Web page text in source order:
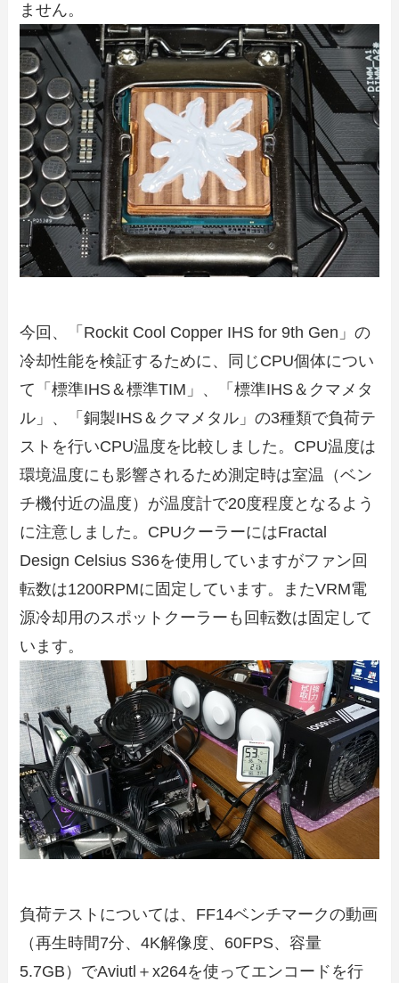
ません。
今回、「Rockit Cool Copper IHS for 9th Gen」の
冷却性能を検証するために、同じCPU個体につい
て「標準IHS＆標準TIM」、「標準IHS＆クマメタ
ル」、「銅製IHS＆クマメタル」の3種類で負荷テ
ストを行いCPU温度を比較しました。CPU温度は
環境温度にも影響されるため測定時は室温（ベン
チ機付近の温度）が温度計で20度程度となるよう
に注意しました。CPUクーラーにはFractal
Design Celsius S36を使用していますがファン回
転数は1200RPMに固定しています。またVRM電
源冷却用のスポットクーラーも回転数は固定して
います。
負荷テストについては、FF14ベンチマークの動画
（再生時間7分、4K解像度、60FPS、容量
5.7GB）でAviutl＋x264を使ってエンコードを行